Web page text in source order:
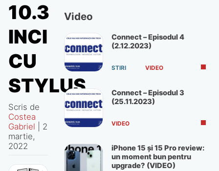
10.3
INCI
CU
STYLUS
Scris de
Costea
Gabriel
2
martie,
2022
Video
Connect – Episodul 4
(2.12.2023)
STIRI VIDEO
Connect – Episodul 3
(25.11.2023)
VIDEO
iPhone 15 și 15 Pro review:
un moment bun pentru
upgrade? (VIDEO)